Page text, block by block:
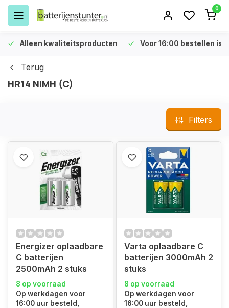
0
Alleen kwaliteitsproducten Voor 16:00 bestellen is
Terug
HR14 NiMH (C)
Filters
Energizer oplaadbare
C batterijen
2500mAh 2 stuks
8 op voorraad
Op werkdagen voor
16:00 uur besteld,
Varta oplaadbare C
batterijen 3000mAh 2
stuks
8 op voorraad
Op werkdagen voor
16:00 uur besteld,